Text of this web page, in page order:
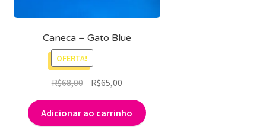
Caneca – Gato Blue
OFERTA!
R$68,00
original
era:
R$65,00O
atual
é:
Adicionar ao carrinho